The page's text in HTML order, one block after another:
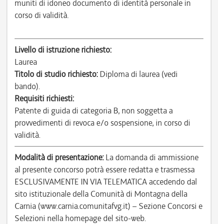
muniti di idoneo documento di identità personale in
corso di validità.
Livello di istruzione richiesto:
Laurea
Titolo di studio richiesto: Diploma di laurea (vedi
bando).
Requisiti richiesti:
Patente di guida di categoria B, non soggetta a
provvedimenti di revoca e/o sospensione, in corso di
validità.
Modalità di presentazione: La domanda di ammissione
al presente concorso potrà essere redatta e trasmessa
ESCLUSIVAMENTE IN VIA TELEMATICA accedendo dal
sito istituzionale della Comunità di Montagna della
Carnia (www.carnia.comunitafvg.it) – Sezione Concorsi e
Selezioni nella homepage del sito-web.